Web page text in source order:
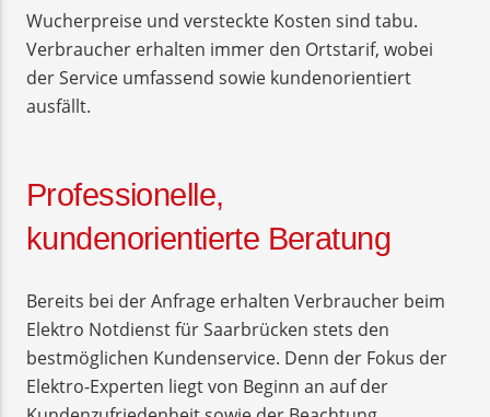
Wucherpreise und versteckte Kosten sind tabu.
Verbraucher erhalten immer den Ortstarif, wobei
der Service umfassend sowie kundenorientiert
ausfällt.
Professionelle,
kundenorientierte Beratung
Bereits bei der Anfrage erhalten Verbraucher beim
Elektro Notdienst für Saarbrücken stets den
bestmöglichen Kundenservice. Denn der Fokus der
Elektro-Experten liegt von Beginn an auf der